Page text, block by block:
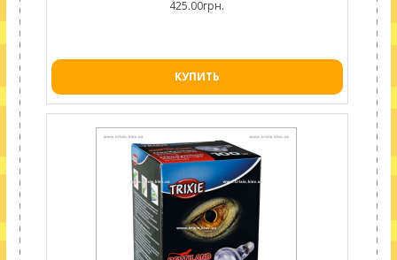
425.00грн.
КУПИТЬ